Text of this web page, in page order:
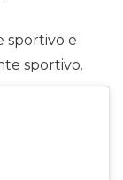
sportivo e
sportivo.